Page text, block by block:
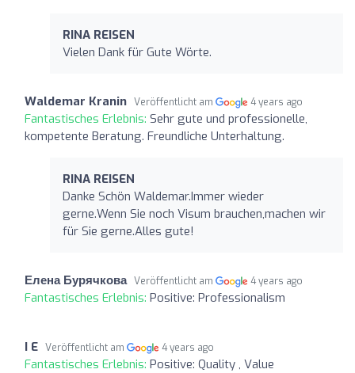
RINA REISEN
Vielen Dank für Gute Wörte.
Waldemar Kranin Veröffentlicht am 4 years ago
Fantastisches Erlebnis: Sehr gute und professionelle,
kompetente Beratung. Freundliche Unterhaltung.
RINA REISEN
Danke Schön Waldemar.Immer wieder
gerne.Wenn Sie noch Visum brauchen,machen wir
für Sie gerne.Alles gute!
Елена Бурячкова Veröffentlicht am 4 years ago
Fantastisches Erlebnis: Positive: Professionalism
I E Veröffentlicht am 4 years ago
Fantastisches Erlebnis: Positive: Quality , Value